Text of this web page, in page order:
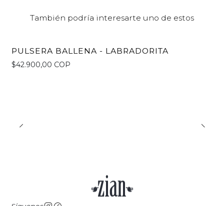
También podría interesarte uno de estos
PULSERA BALLENA - LABRADORITA
$42.900,00 COP